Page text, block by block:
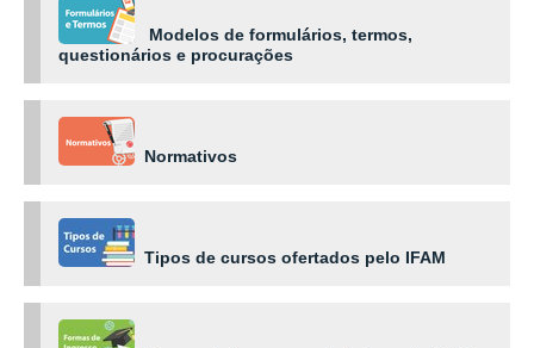
Modelos de formulários, termos,
questionários e procurações
Normativos
Tipos de cursos ofertados pelo IFAM